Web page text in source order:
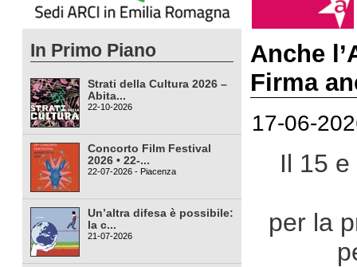
In Primo Piano
Strati della Cultura 2026 –
Abita...
22-10-2026
Concorto Film Festival
2026 • 22-...
22-07-2026 - Piacenza
Un’altra difesa è possibile:
la c...
21-07-2026
Anche
Firma
17-06-
Il 15
per la